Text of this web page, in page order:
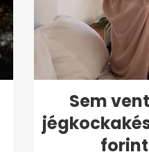
Sem
forint